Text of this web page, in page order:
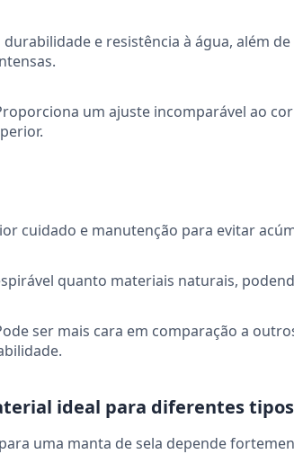
durabilidade e resistência à água, além
um ajuste incomparável ao
cuidado e manutenção para evitar
quanto materiais naturais,
ser mais cara em comparação a
ideal para diferentes
uma manta de sela depende